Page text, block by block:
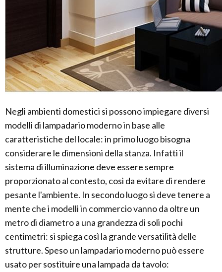
Negli ambienti domestici si possono impiegare diversi
modelli di lampadario moderno in base alle
caratteristiche del locale: in primo luogo bisogna
considerare le dimensioni della stanza. Infatti il
sistema di illuminazione deve essere sempre
proporzionato al contesto, così da evitare di rendere
pesante l'ambiente. In secondo luogo si deve tenere a
mente che i modelli in commercio vanno da oltre un
metro di diametro a una grandezza di soli pochi
centimetri: si spiega così la grande versatilità delle
strutture. Speso un lampadario moderno può essere
usato per sostituire una lampada da tavolo: